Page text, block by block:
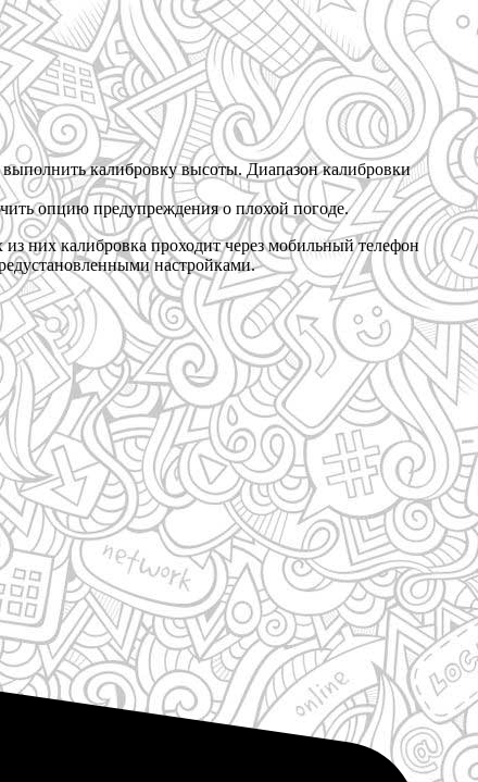
калибровку высоты. Диапазон калибровки
опцию предупреждения о плохой погоде.
них калибровка проходит через мобильный телефон
настройками.